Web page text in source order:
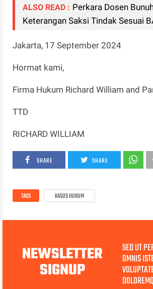
ALSO READ : Perkara Dosen
Keterangan Saksi Tindak Sesuai
Jakarta, 17 September 2024
Hormat kami,
Firma Hukum Richard William and
TTD
RICHARD WILLIAM
SHARE SHARE
TAGS KASUS HUKUM
NEWSLETTER
SIGNUP
SED UT
OMNIS